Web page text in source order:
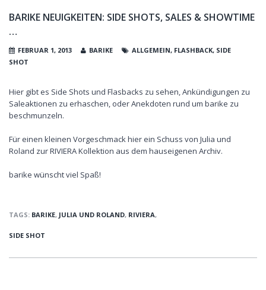
BARIKE NEUIGKEITEN: SIDE SHOTS, SALES & SHOWTIME
…
FEBRUAR 1, 2013 BARIKE ALLGEMEIN, FLASHBACK, SIDE
SHOT
Hier gibt es Side Shots und Flasbacks zu sehen, Ankündigungen zu
Saleaktionen zu erhaschen, oder Anekdoten rund um barike zu
beschmunzeln.
Für einen kleinen Vorgeschmack hier ein Schuss von Julia und
Roland zur RIVIERA Kollektion aus dem hauseigenen Archiv.
barike wünscht viel Spaß!
TAGS: BARIKE, JULIA UND ROLAND, RIVIERA,
SIDE SHOT